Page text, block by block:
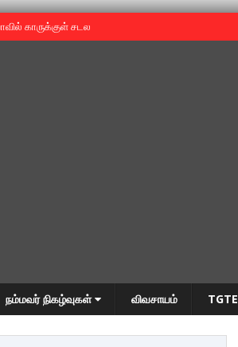
காருக்குள் சடலம் -தமிழருடையதா ?
நம்மவர் நிகழ்வுகள் விவசாயம் TGTE